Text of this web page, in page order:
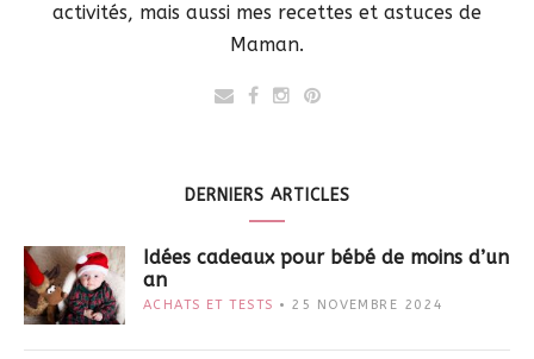
activités, mais aussi mes recettes et astuces de
Maman.
DERNIERS ARTICLES
Idées cadeaux pour bébé de moins d’un
an
ACHATS ET TESTS 25 NOVEMBRE 2024